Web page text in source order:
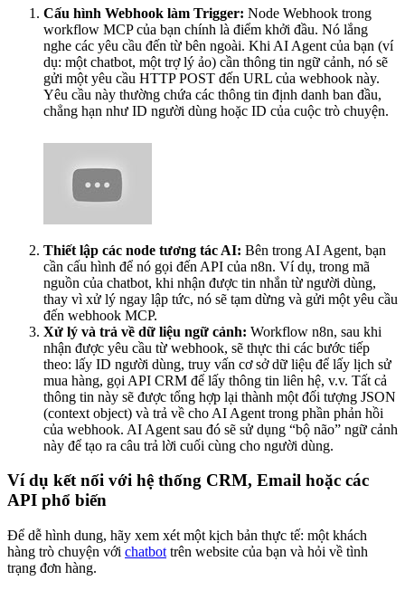
Cấu hình Webhook làm Trigger: Node Webhook trong
workflow MCP của bạn chính là điểm khởi đầu. Nó lắng
nghe các yêu cầu đến từ bên ngoài. Khi AI Agent của bạn (ví
dụ: một chatbot, một trợ lý ảo) cần thông tin ngữ cảnh, nó sẽ
gửi một yêu cầu HTTP POST đến URL của webhook này.
Yêu cầu này thường chứa các thông tin định danh ban đầu,
chẳng hạn như ID người dùng hoặc ID của cuộc trò chuyện.
Thiết lập các node tương tác AI: Bên trong AI Agent, bạn
cần cấu hình để nó gọi đến API của n8n. Ví dụ, trong mã
nguồn của chatbot, khi nhận được tin nhắn từ người dùng,
thay vì xử lý ngay lập tức, nó sẽ tạm dừng và gửi một yêu cầu
đến webhook MCP.
Xử lý và trả về dữ liệu ngữ cảnh: Workflow n8n, sau khi
nhận được yêu cầu từ webhook, sẽ thực thi các bước tiếp
theo: lấy ID người dùng, truy vấn cơ sở dữ liệu để lấy lịch sử
mua hàng, gọi API CRM để lấy thông tin liên hệ, v.v. Tất cả
thông tin này sẽ được tổng hợp lại thành một đối tượng JSON
(context object) và trả về cho AI Agent trong phần phản hồi
của webhook. AI Agent sau đó sẽ sử dụng “bộ não” ngữ cảnh
này để tạo ra câu trả lời cuối cùng cho người dùng.
Ví dụ kết nối với hệ thống CRM, Email hoặc các
API phổ biến
Để dễ hình dung, hãy xem xét một kịch bản thực tế: một khách
hàng trò chuyện với chatbot trên website của bạn và hỏi về tình
trạng đơn hàng.